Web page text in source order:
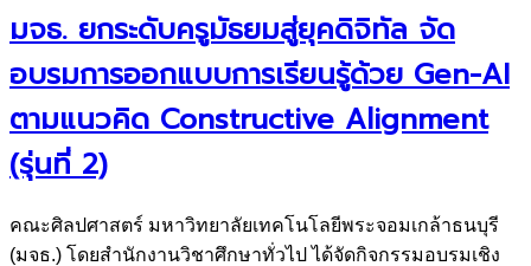
มจธ. ยกระดับครูมัธยมสู่ยุคดิจิทัล จัด
อบรมการออกแบบการเรียนรู้ด้วย Gen-AI
ตามแนวคิด Constructive Alignment
(รุ่นที่ 2)
คณะศิลปศาสตร์ มหาวิทยาลัยเทคโนโลยีพระจอมเกล้าธนบุรี
(มจธ.) โดยสำนักงานวิชาศึกษาทั่วไป ได้จัดกิจกรรมอบรมเชิง